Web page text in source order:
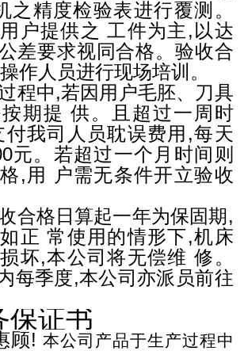
之精度检验表进行覆测。
户提供之工件为主,以达
差要求视同合格。验收合
作人员进行现场培训。
程中,若因用户毛胚、刀具
按期提供。且超过一周时
我司人员耽误费用,每天
元。若超过一个月时间则
,用
户需无条件开立验收
合格日算起一年为保固期,
如正常使用的情形下,机床
坏,本公司将无偿维修。
每季度,本公司亦派员前往
保证书
顾!本公司产品于生产过程中